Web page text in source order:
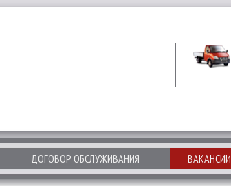
ДОГОВОР ОБСЛУЖИВАНИЯ ВАКАНСИИ